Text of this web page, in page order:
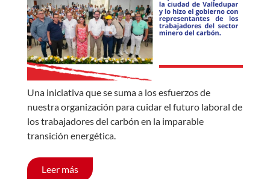
Una iniciativa que se suma a los esfuerzos de
nuestra organización para cuidar el futuro laboral de
los trabajadores del carbón en la imparable
transición energética.
Leer más